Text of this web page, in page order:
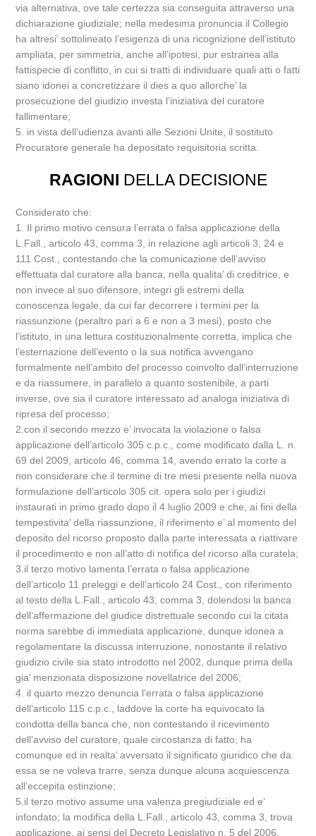
via alternativa, ove tale certezza sia conseguita attraverso una
dichiarazione giudiziale; nella medesima pronuncia il Collegio
ha altresi’ sottolineato l’esigenza di una ricognizione dell’istituto
ampliata, per simmetria, anche all’ipotesi, pur estranea alla
fattispecie di conflitto, in cui si tratti di individuare quali atti o fatti
siano idonei a concretizzare il dies a quo allorche’ la
prosecuzione del giudizio investa l’iniziativa del curatore
fallimentare;
5. in vista dell’udienza avanti alle Sezioni Unite, il sostituto
Procuratore generale ha depositato requisitoria scritta.
RAGIONI DELLA DECISIONE
Considerato che:
1. Il primo motivo censura l’errata o falsa applicazione della
L.Fall., articolo 43, comma 3, in relazione agli articoli 3, 24 e
111 Cost., contestando che la comunicazione dell’avviso
effettuata dal curatore alla banca, nella qualita’ di creditrice, e
non invece al suo difensore, integri gli estremi della
conoscenza legale, da cui far decorrere i termini per la
riassunzione (peraltro pari a 6 e non a 3 mesi), posto che
l’istituto, in una lettura costituzionalmente corretta, implica che
l’esternazione dell’evento o la sua notifica avvengano
formalmente nell’ambito del processo coinvolto dall’interruzione
e da riassumere, in parallelo a quanto sostenibile, a parti
inverse, ove sia il curatore interessato ad analoga iniziativa di
ripresa del processo;
2.con il secondo mezzo e’ invocata la violazione o falsa
applicazione dell’articolo 305 c.p.c., come modificato dalla L. n.
69 del 2009, articolo 46, comma 14, avendo errato la corte a
non considerare che il termine di tre mesi presente nella nuova
formulazione dell’articolo 305 cit. opera solo per i giudizi
instaurati in primo grado dopo il 4 luglio 2009 e che, ai fini della
tempestivita’ della riassunzione, il riferimento e’ al momento del
deposito del ricorso proposto dalla parte interessata a riattivare
il procedimento e non all’atto di notifica del ricorso alla curatela;
3.il terzo motivo lamenta l’errata o falsa applicazione
dell’articolo 11 preleggi e dell’articolo 24 Cost., con riferimento
al testo della L.Fall., articolo 43, comma 3, dolendosi la banca
dell’affermazione del giudice distrettuale secondo cui la citata
norma sarebbe di immediata applicazione, dunque idonea a
regolamentare la discussa interruzione, nonostante il relativo
giudizio civile sia stato introdotto nel 2002, dunque prima della
gia’ menzionata disposizione novellatrice del 2006;
4. il quarto mezzo denuncia l’errata o falsa applicazione
dell’articolo 115 c.p.c., laddove la corte ha equivocato la
condotta della banca che, non contestando il ricevimento
dell’avviso del curatore, quale circostanza di fatto, ha
comunque ed in realta’ avversato il significato giuridico che da
essa se ne voleva trarre, senza dunque alcuna acquiescenza
all’eccepita estinzione;
5.il terzo motivo assume una valenza pregiudiziale ed e’
infondato; la modifica della L.Fall., articolo 43, comma 3, trova
applicazione, ai sensi del Decreto Legislativo n. 5 del 2006,